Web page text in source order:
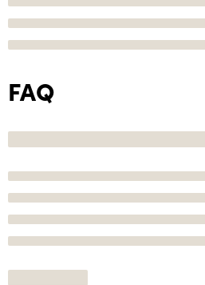
FAQ